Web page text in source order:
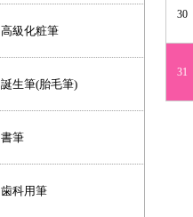
高級化粧筆
誕生筆(胎毛筆)
書筆
歯科用筆
30
31